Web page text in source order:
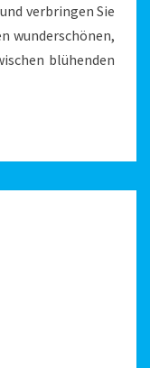
verbringen Sie
wunderschönen,
blühenden